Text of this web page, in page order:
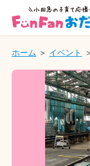
ホーム イベント